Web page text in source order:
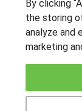
OTROS
Muro de los
Locos por
CENTROS DE
By clicking
the storing
analyze and
marketing